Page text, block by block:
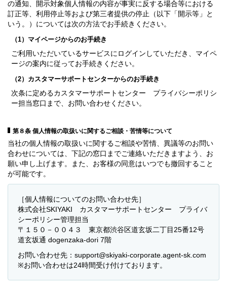
の通知、開示対象個人情報の内容が事実に反する場合等における
訂正等、利用停止等および第三者提供の停止（以下「開示等」と
いう。）については次の方法でお手続きください。
（1）マイページからのお手続き
ご利用いただいているサービスにログインしていただき、マイペ
ージの案内に従ってお手続きください。
（2）カスタマーサポートセンターからのお手続き
次条に定めるカスタマーサポートセンター プライバシーポリシ
ー担当窓口まで、お問い合わせください。
第８条 個人情報の取扱いに関するご相談・苦情等について
当社の個人情報の取扱いに関するご相談や苦情、異議等のお問い
合わせについては、下記の窓口までご連絡いただきますよう、お
願い申し上げます。また、お客様の同意はいつでも撤回すること
が可能です。
［個人情報についてのお問い合わせ先］
株式会社SKIYAKI カスタマーサポートセンター プライバ
シーポリシー管理担当
〒１５０－００４３ 東京都渋谷区道玄坂二丁目25番12号
道玄坂通 dogenzaka-dori 7階
お問い合わせ先：support@skiyaki-corporate.agent-sk.com
※お問い合わせは24時間受け付けております。